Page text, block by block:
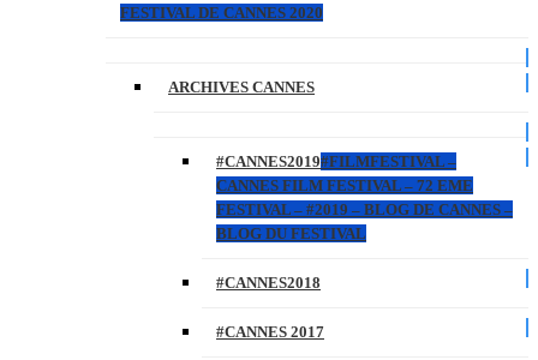
FESTIVAL DE CANNES 2020
ARCHIVES CANNES
#CANNES2019#FILMFESTIVAL –
CANNES FILM FESTIVAL – 72 EME
FESTIVAL – #2019 – BLOG DE CANNES –
BLOG DU FESTIVAL
#CANNES2018
#CANNES 2017